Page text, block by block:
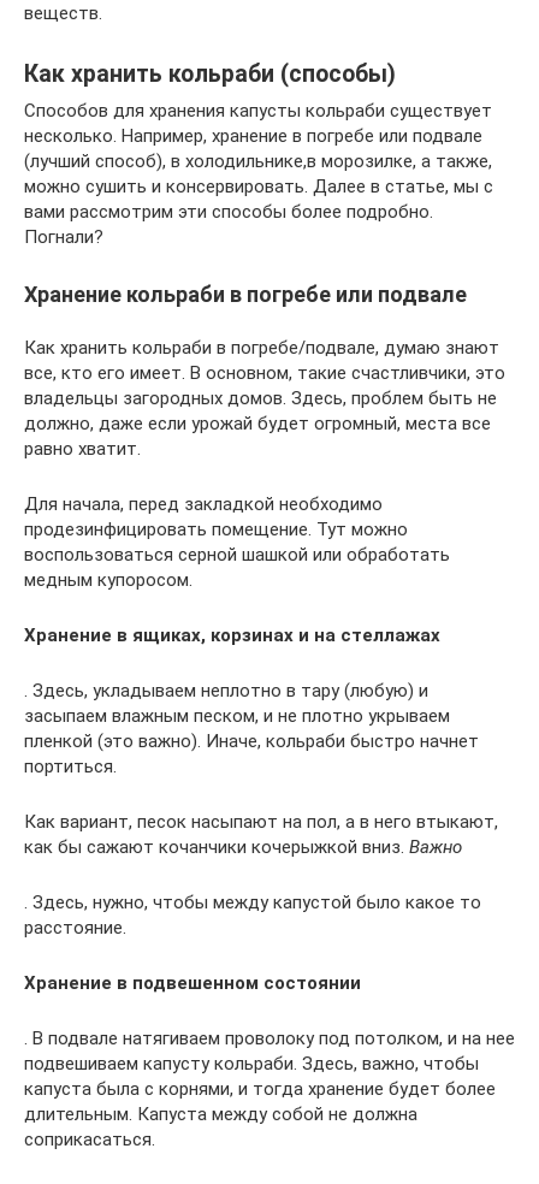
веществ.
Как хранить кольраби (способы)
Способов для хранения капусты кольраби существует
несколько. Например, хранение в погребе или подвале
(лучший способ), в холодильнике,в морозилке, а также,
можно сушить и консервировать. Далее в статье, мы с
вами рассмотрим эти способы более подробно.
Погнали?
Хранение кольраби в погребе или подвале
Как хранить кольраби в погребе/подвале, думаю знают
все, кто его имеет. В основном, такие счастливчики, это
владельцы загородных домов. Здесь, проблем быть не
должно, даже если урожай будет огромный, места все
равно хватит.
Для начала, перед закладкой необходимо
продезинфицировать помещение. Тут можно
воспользоваться серной шашкой или обработать
медным купоросом.
Хранение в ящиках, корзинах и на стеллажах
. Здесь, укладываем неплотно в тару (любую) и
засыпаем влажным песком, и не плотно укрываем
пленкой (это важно). Иначе, кольраби быстро начнет
портиться.
Как вариант, песок насыпают на пол, а в него втыкают,
как бы сажают кочанчики кочерыжкой вниз. Важно
. Здесь, нужно, чтобы между капустой было какое то
расстояние.
Хранение в подвешенном состоянии
. В подвале натягиваем проволоку под потолком, и на нее
подвешиваем капусту кольраби. Здесь, важно, чтобы
капуста была с корнями, и тогда хранение будет более
длительным. Капуста между собой не должна
соприкасаться.